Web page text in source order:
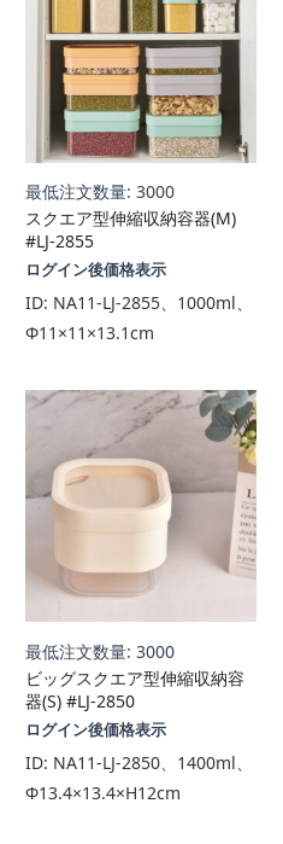
最低注文数量: 3000
スクエア型伸縮収納容器(M)
#LJ-2855
ログイン後価格表示
ID: NA11-LJ-2855、1000ml、
Φ11×11×13.1cm
最低注文数量: 3000
ビッグスクエア型伸縮収納容
器(S) #LJ-2850
ログイン後価格表示
ID: NA11-LJ-2850、1400ml、
Φ13.4×13.4×H12cm